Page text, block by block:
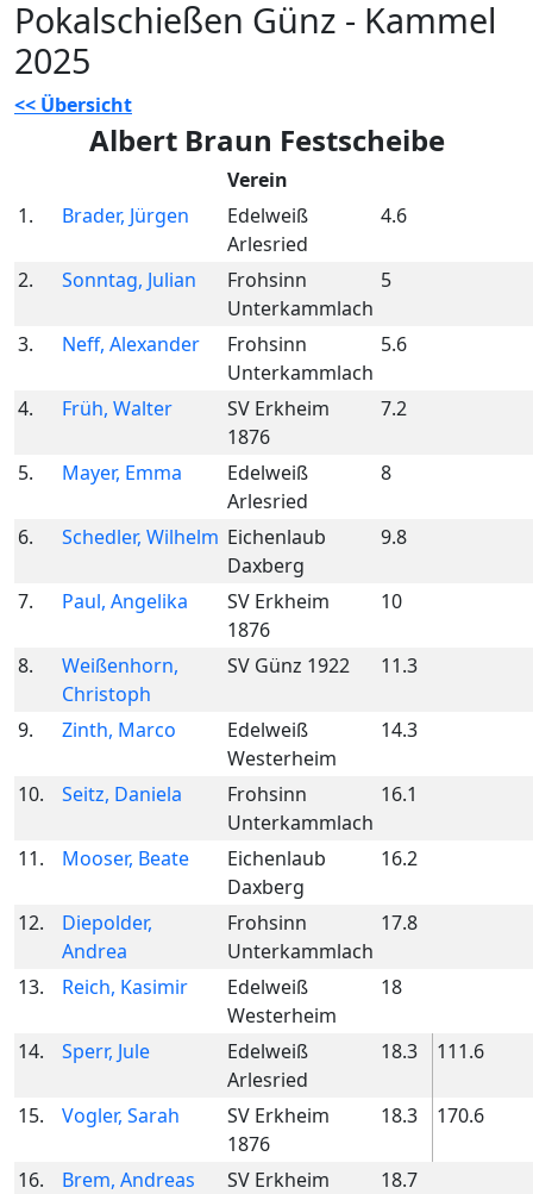
Pokalschießen Günz - Kammel
2025
<< Übersicht
Albert Braun Festscheibe
Verein
1.
Brader, Jürgen
Edelweiß
Arlesried
4.6
2. Sonntag, Julian
Frohsinn
Unterkammlach
5
3. Neff, Alexander
Frohsinn
Unterkammlach
5.6
4. Früh, Walter
SV Erkheim
1876
7.2
5. Mayer, Emma
Edelweiß
Arlesried
8
6. Schedler, Wilhelm Eichenlaub
Daxberg
9.8
7. Paul, Angelika
SV Erkheim
1876
10
8.
Weißenhorn,
Christoph
SV Günz 1922 11.3
9. Zinth, Marco
Edelweiß
Westerheim
14.3
10. Seitz, Daniela
Frohsinn
Unterkammlach
16.1
11. Mooser, Beate
Eichenlaub
Daxberg
16.2
12.
Diepolder,
Andrea
Frohsinn
Unterkammlach
17.8
13. Reich, Kasimir
Edelweiß
Westerheim
18
14. Sperr, Jule
Edelweiß
Arlesried
18.3 111.6
15. Vogler, Sarah
SV Erkheim
1876
18.3 170.6
16. Brem, Andreas
SV Erkheim
18.7